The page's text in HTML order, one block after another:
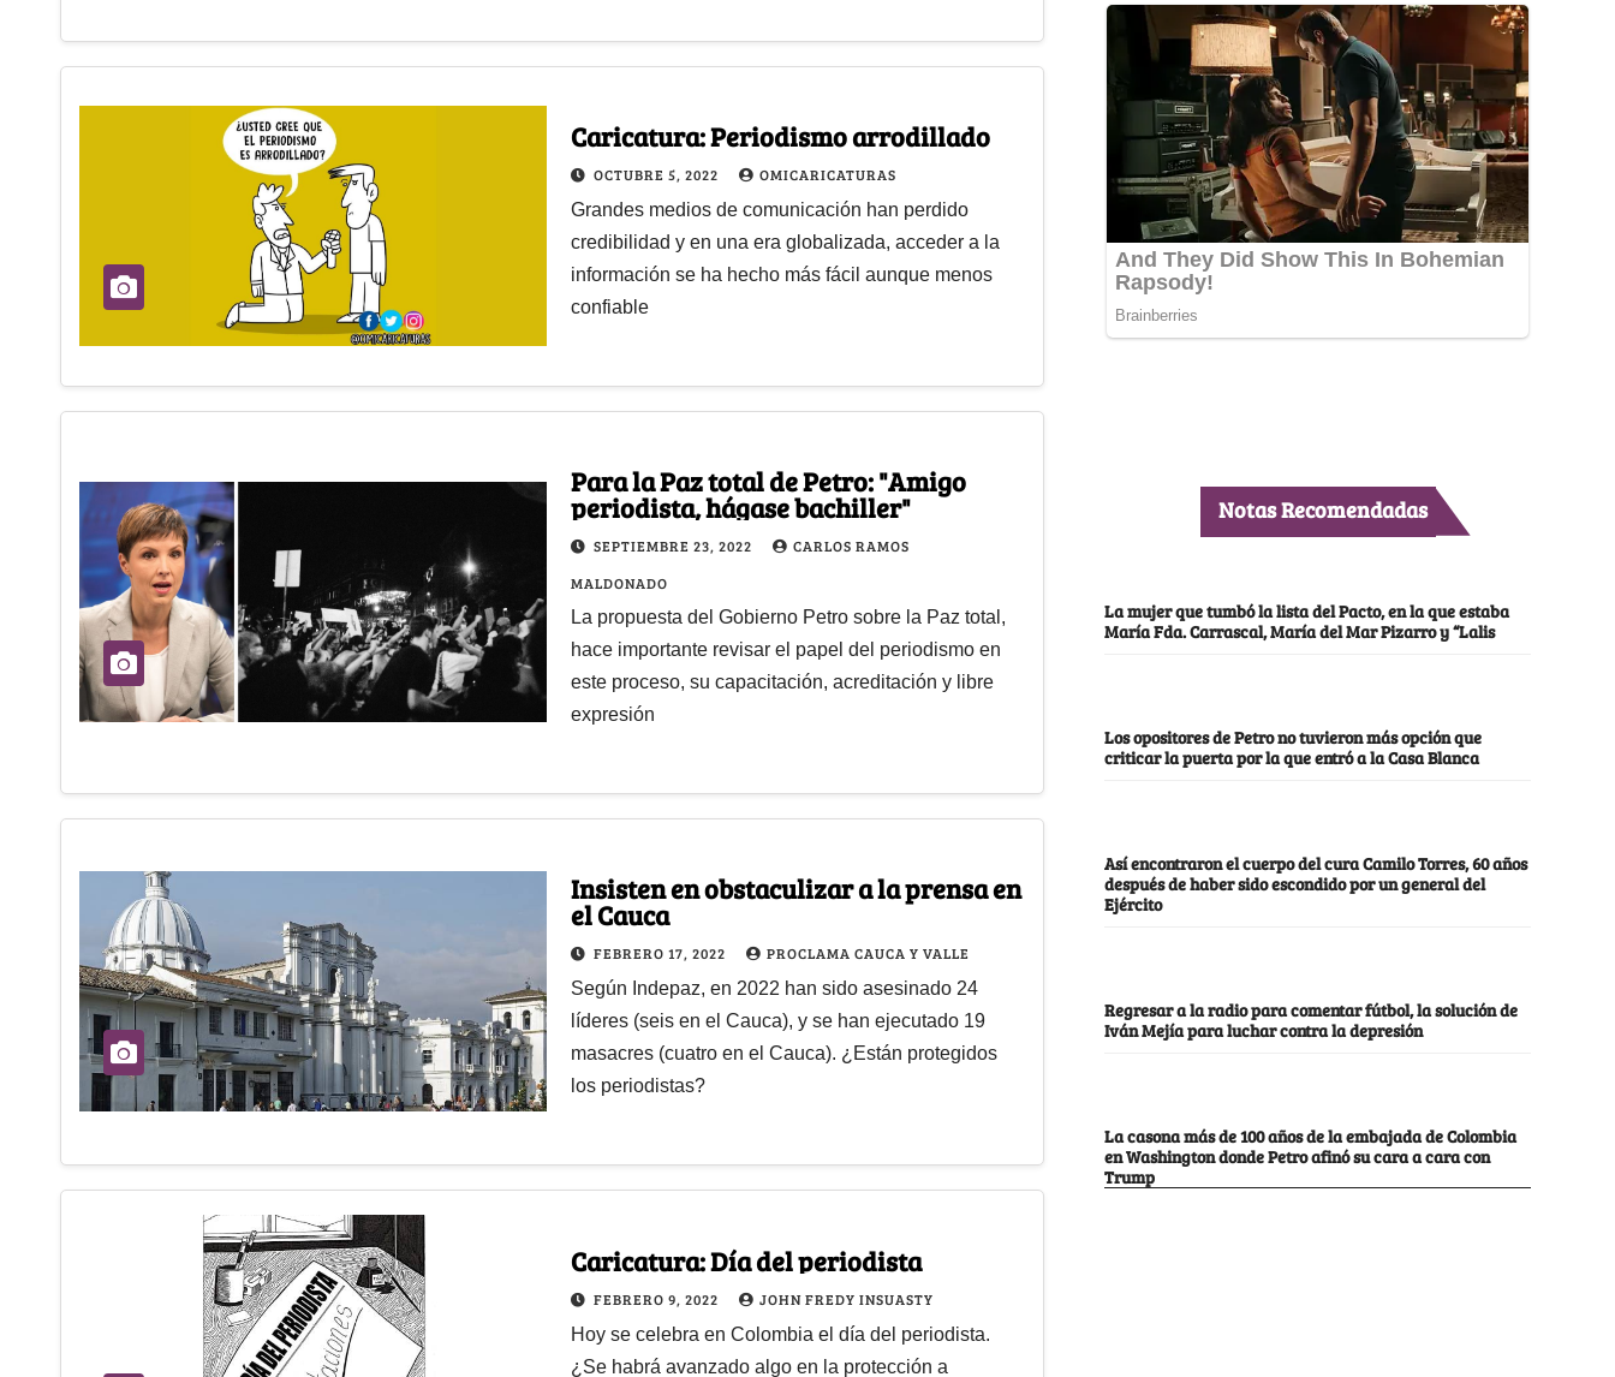
Caricatura: Periodismo arrodillado
OCTUBRE 5, 2022 OMICARICATURAS
Grandes medios de comunicación han perdido
credibilidad y en una era globalizada, acceder a la
información se ha hecho más fácil aunque menos
confiable
Para la Paz total de Petro: "Amigo
periodista, hágase bachiller"
SEPTIEMBRE 23, 2022
CARLOS RAMOS
MALDONADO
La propuesta del Gobierno Petro sobre la Paz total,
hace importante revisar el papel del periodismo en
este proceso, su capacitación, acreditación y libre
expresión
Insisten en obstaculizar a la prensa en
el Cauca
FEBRERO 17, 2022 PROCLAMA CAUCA Y VALLE
Según Indepaz, en 2022 han sido asesinado 24
líderes (seis en el Cauca), y se han ejecutado 19
masacres (cuatro en el Cauca). ¿Están protegidos
los periodistas?
Caricatura: Día del periodista
FEBRERO 9, 2022 JOHN FREDY INSUASTY
Hoy se celebra en Colombia el día del periodista.
¿Se habrá avanzado algo en la protección a
Notas Recomendadas
La mujer que tumbó la lista del Pacto, en la que estaba
María Fda. Carrascal, María del Mar Pizarro y “Lalis
Los opositores de Petro no tuvieron más opción que
criticar la puerta por la que entró a la Casa Blanca
Así encontraron el cuerpo del cura Camilo Torres, 60 años
después de haber sido escondido por un general del
Ejército
Regresar a la radio para comentar fútbol, la solución de
Iván Mejía para luchar contra la depresión
La casona más de 100 años de la embajada de Colombia
en Washington donde Petro afinó su cara a cara con
Trump